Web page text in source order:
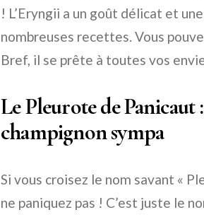
! L’Eryngii a un goût délicat et
nombreuses recettes. Vous
Bref, il se prête à toutes vos
Le Pleurote de
champignon sympa
Si vous croisez le nom savant «
ne paniquez pas ! C’est juste le